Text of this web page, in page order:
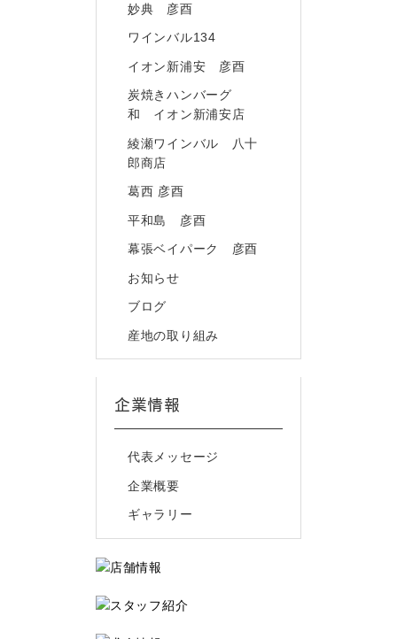
妙典 彦酉
ワインバル134
イオン新浦安 彦酉
炭焼きハンバーグ
和 イオン新浦安店
綾瀬ワインバル 八十
郎商店
葛西 彦酉
平和島 彦酉
幕張ベイパーク 彦酉
お知らせ
ブログ
産地の取り組み
企業情報
代表メッセージ
企業概要
ギャラリー